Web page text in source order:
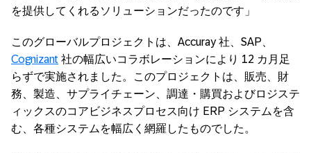
を提供してくれるソリューションだったのです」
このグローバルプロジェクトは、Accuray 社、SAP、
Cognizant 社の幅広いコラボレーションにより 12 カ月足
らずで実施されました。このプロジェクトは、販売、財
務、製造、サプライチェーン、調達・購買およびロジステ
ィックスのコアビジネスプロセス向け ERP システムを含
む、各種システムを幅広く網羅したものでした。